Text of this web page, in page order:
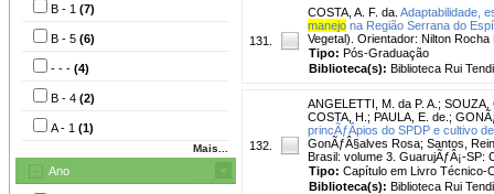
B - 1 (7)
B - 5 (6)
- - - (4)
B - 4 (2)
A - 1 (1)
Mais...
Ano
131.
COSTA, A. F. da. Adaptabilidade,
manejo na Região Serrana do
Vegetal). Orientador: Nilton Rocha
Tipo: Pós-Graduação
Biblioteca(s): Biblioteca Rui
132.
ANGELETTI, M. da P. A. ; SOUZA,
COSTA, H. ; PAULA, E. de. ;
princÃƒÂ­pios do SPDP e cultivo
GonÃƒÂ§alves Rosa; Santos,
Brasil: volume 3. GuarujÃƒÂ¡-SP:
Tipo: Capítulo em Livro Técnico-
Biblioteca(s): Biblioteca Rui